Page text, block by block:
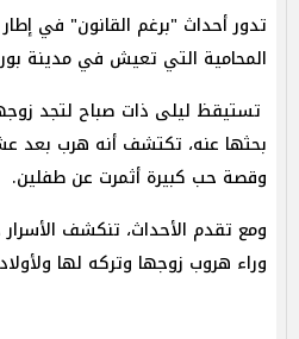
تدور أحداث "برغم القانون" في
المحامية التي تعيش في مدينة
تستيقظ ليلى ذات صباح لتجد
بحثها عنه، تكتشف أنه هرب بعد
وقصة حب كبيرة أثمرت عن طفلين.
ومع تقدم الأحداث، تنكشف
وراء هروب زوجها وتركه لها